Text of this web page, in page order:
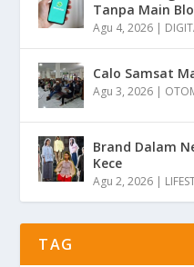
Tanpa Main
Agu 4, 2026 |
Calo Samsat
Agu 3, 2026 |
Brand Dalam
Kece
Agu 2, 2026 |
TAG